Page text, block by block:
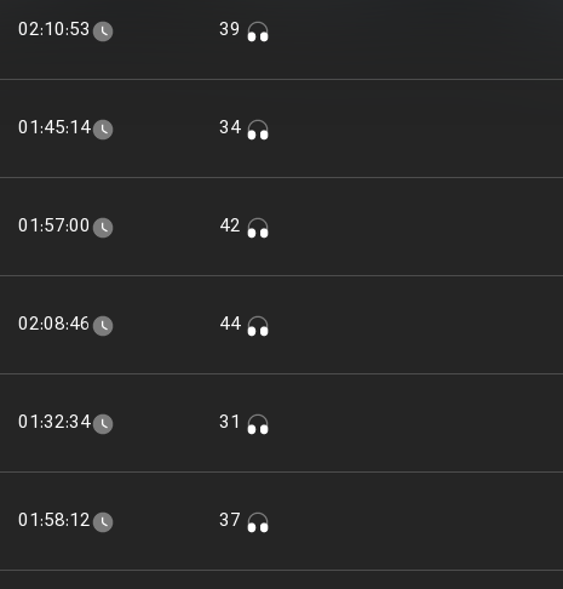
02:10:53
01:45:14
01:57:00
02:08:46
01:32:34
01:58:12